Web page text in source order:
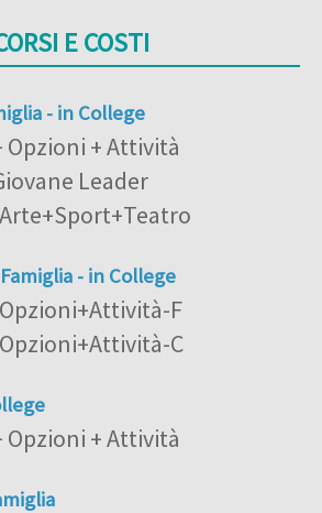
E COSTI
- in College
Opzioni + Attività
Leader
- in College
F
C
Opzioni + Attività